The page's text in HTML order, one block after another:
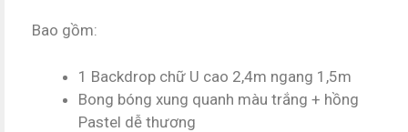
Bao gồm:
1 Backdrop chữ U cao 2,4m ngang 1,5m
Bong bóng xung quanh màu trắng + hồng
Pastel dễ thương